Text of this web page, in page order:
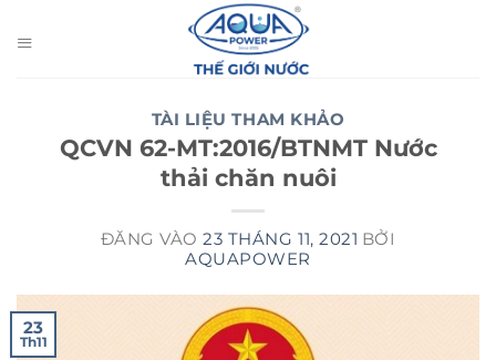
qua
TÀI LIỆU THAM KHẢO
QCVN 62-MT:2016/BTNMT Nước
thải chăn nuôi
ĐĂNG VÀO23 THÁNG 11, 2021 BỞI
AQUAPOWER
23
Th11